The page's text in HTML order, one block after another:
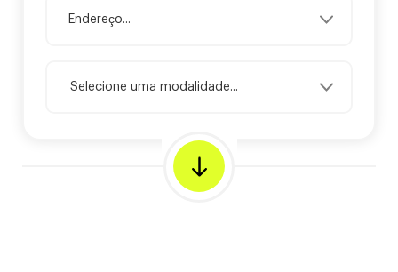
Selecione uma modalidade...